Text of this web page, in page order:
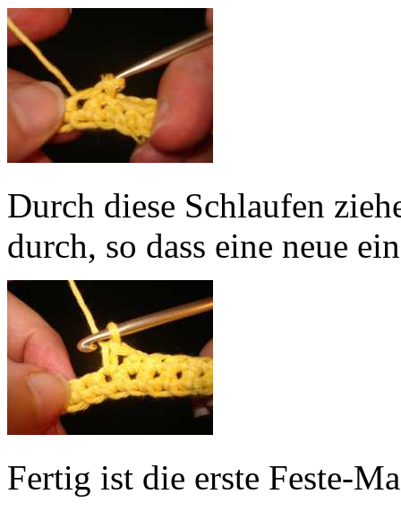
Durch diese Schlaufen
durch, so dass eine neue
Fertig ist die erste Feste-